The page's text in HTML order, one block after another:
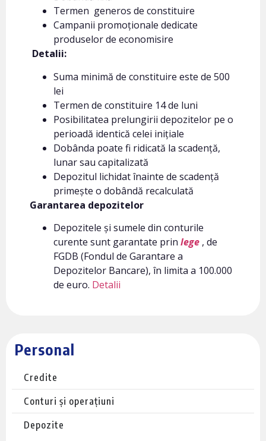
Personal
Credite
Conturi și operațiuni
Depozite
Termen generos de constituire
Campanii promoționale dedicate
produselor de economisire
Detalii:
Suma minimă de constituire este de 500
lei
Termen de constituire 14 de luni
Posibilitatea prelungirii depozitelor pe o
perioadă identică celei inițiale
Dobânda poate fi ridicată la scadență,
lunar sau capitalizată
Depozitul lichidat înainte de scadență
primește o dobândă recalculată
Garantarea depozitelor
Depozitele și sumele din conturile
curente sunt garantate prin lege , de
FGDB (Fondul de Garantare a
Depozitelor Bancare), în limita a 100.000
de euro. Detalii